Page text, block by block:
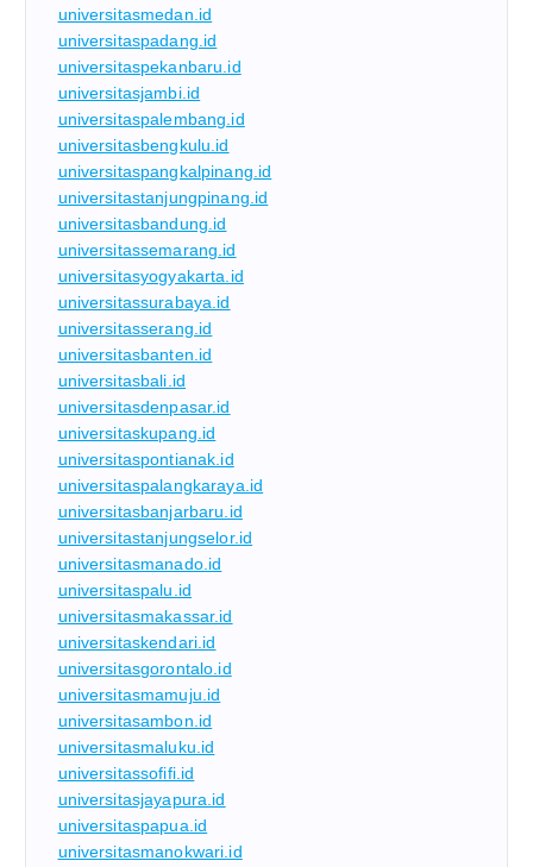
universitasmedan.id
universitaspadang.id
universitaspekanbaru.id
universitasjambi.id
universitaspalembang.id
universitasbengkulu.id
universitaspangkalpinang.id
universitastanjungpinang.id
universitasbandung.id
universitassemarang.id
universitasyogyakarta.id
universitassurabaya.id
universitasserang.id
universitasbanten.id
universitasbali.id
universitasdenpasar.id
universitaskupang.id
universitaspontianak.id
universitaspalangkaraya.id
universitasbanjarbaru.id
universitastanjungselor.id
universitasmanado.id
universitaspalu.id
universitasmakassar.id
universitaskendari.id
universitasgorontalo.id
universitasmamuju.id
universitasambon.id
universitasmaluku.id
universitassofifi.id
universitasjayapura.id
universitaspapua.id
universitasmanokwari.id